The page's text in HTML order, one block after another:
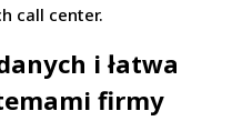
call center.
i łatwa
firmy